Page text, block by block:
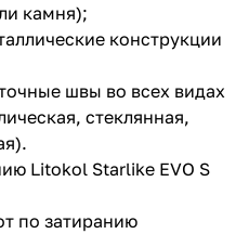
камня);
конструкции
швы во всех видах
стеклянная,
Litokol Starlike EVO S
по затиранию